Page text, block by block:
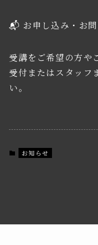
📬 お申し込み・お
受講をご希望の方や
受付またはスタッフ
い。
お知らせ